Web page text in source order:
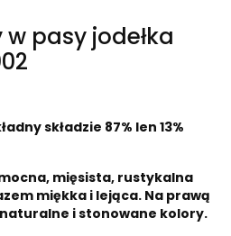
pasy jodełka
składzie 87% len 13%
mięsista, rustykalna
miękka i lejąca. Na prawą
i stonowane kolory.